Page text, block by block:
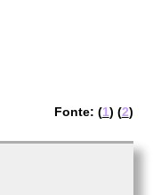
Fonte: (1) (2)